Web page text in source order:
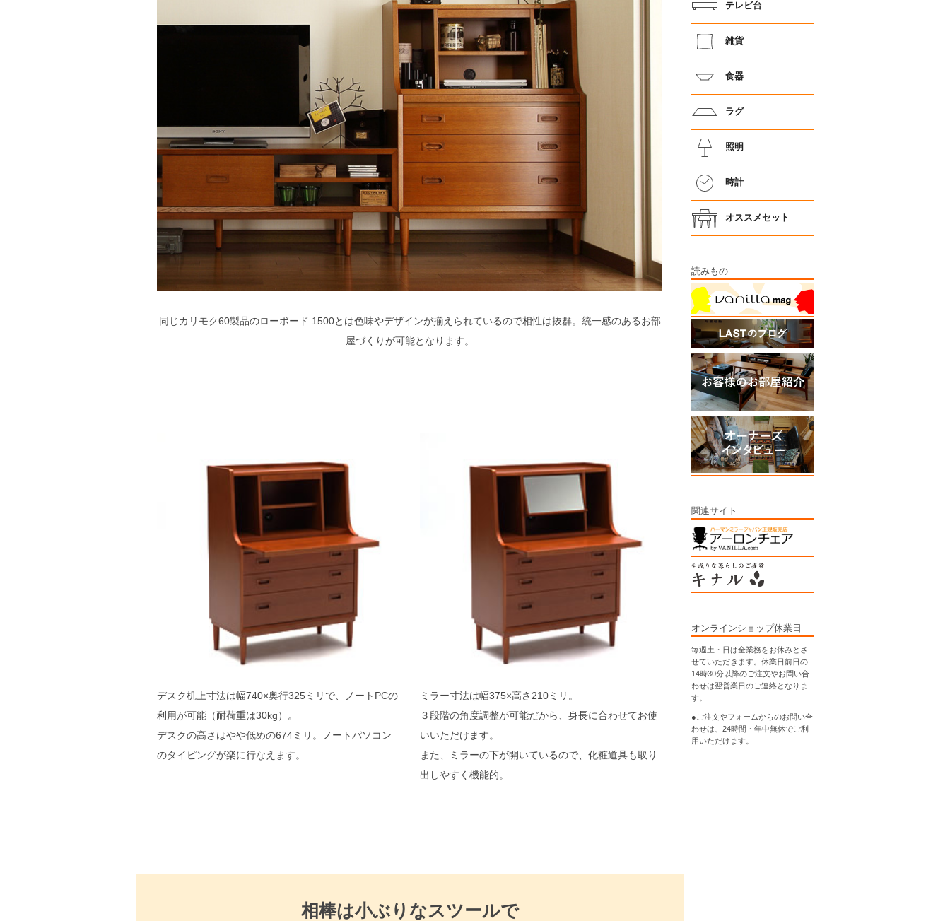
同じカリモク60製品のローボード 1500とは色味やデザインが揃えられているので相性は抜群。統一感のあるお部
屋づくりが可能となります。
デスク机上寸法は幅740×奥行325ミリで、ノートPCの
利用が可能（耐荷重は30kg）。
デスクの高さはやや低めの674ミリ。ノートパソコン
のタイピングが楽に行なえます。
ミラー寸法は幅375×高さ210ミリ。
３段階の角度調整が可能だから、身長に合わせてお使
いいただけます。
また、ミラーの下が開いているので、化粧道具も取り
出しやすく機能的。
相棒は小ぶりなスツールで
テレビ台
雑貨
食器
ラグ
照明
時計
オススメセット
読みもの
関連サイト
オンラインショップ休業日
毎週土・日は全業務をお休みとさ
せていただきます。休業日前日の
14時30分以降のご注文やお問い合
わせは翌営業日のご連絡となりま
す。
●ご注文やフォームからのお問い合
わせは、 24時間・年中無休でご利
用いただけます。